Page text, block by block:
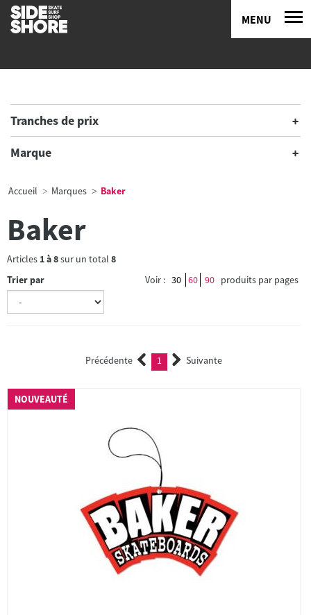
MENU
Tranches de prix
Marque
Accueil Marques Baker
Baker
Articles 1à8sur un total 8
Trier par
Voir : 30 60 90 produits par pages
Précédente 1 (current)Suivante
NOUVEAUTÉ